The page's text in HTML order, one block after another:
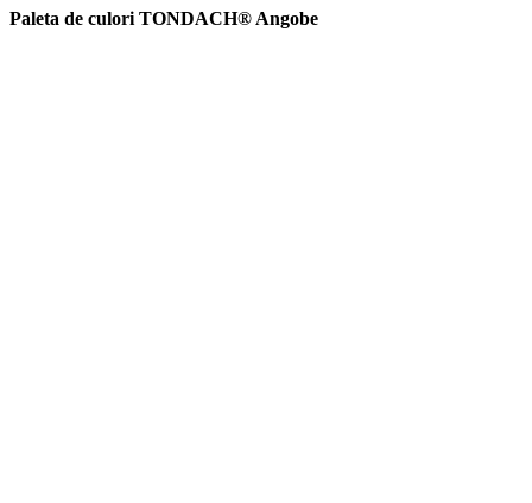
Paleta de culori TONDACH® Angobe